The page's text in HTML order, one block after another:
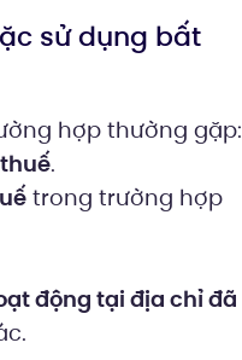
sử dụng bất
hợp thường gặp:
.
trong trường hợp
động tại địa chỉ đã